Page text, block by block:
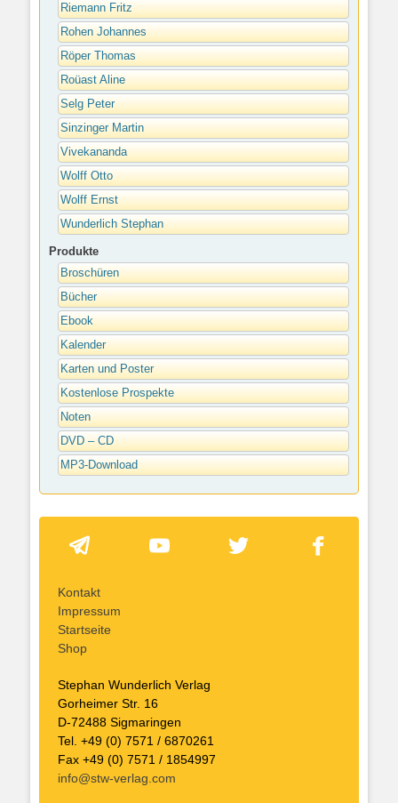
Riemann Fritz
Rohen Johannes
Röper Thomas
Roüast Aline
Selg Peter
Sinzinger Martin
Vivekananda
Wolff Otto
Wolff Ernst
Wunderlich Stephan
Produkte
Broschüren
Bücher
Ebook
Kalender
Karten und Poster
Kostenlose Prospekte
Noten
DVD – CD
MP3-Download
Kontakt
Impressum
Startseite
Shop
Stephan Wunderlich Verlag
Gorheimer Str. 16
D-72488 Sigmaringen
Tel. +49 (0) 7571 / 6870261
Fax +49 (0) 7571 / 1854997
info@stw-verlag.com